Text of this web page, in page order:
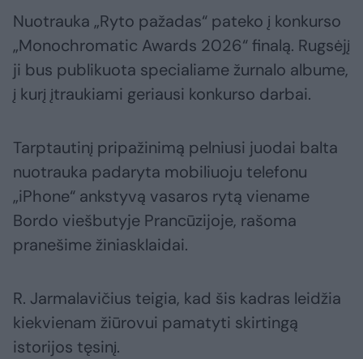
Nuotrauka „Ryto pažadas“ pateko į konkurso
„Monochromatic Awards 2026“ finalą. Rugsėjį
ji bus publikuota specialiame žurnalo albume,
į kurį įtraukiami geriausi konkurso darbai.
Tarptautinį pripažinimą pelniusi juodai balta
nuotrauka padaryta mobiliuoju telefonu
„iPhone“ ankstyvą vasaros rytą viename
Bordo viešbutyje Prancūzijoje, rašoma
pranešime žiniasklaidai.
R. Jarmalavičius teigia, kad šis kadras leidžia
kiekvienam žiūrovui pamatyti skirtingą
istorijos tęsinį.